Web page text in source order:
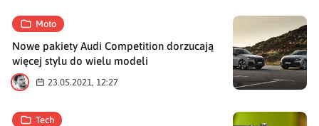
Moto
Nowe pakiety Audi Competition dorzucają
więcej stylu do wielu modeli
M
23.05.2021, 12:27
Tech